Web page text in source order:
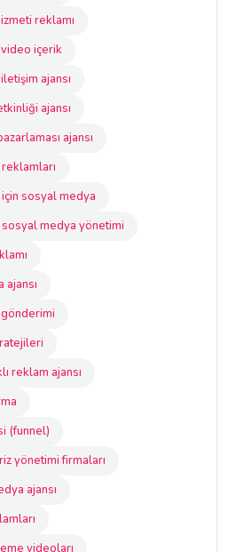
reklamı
içerik
ajansı
ajansı
ajansı
sosyal medya
medya yönetimi
reklam ajansı
(funnel)
yönetimi firmaları
ajansı
videoları